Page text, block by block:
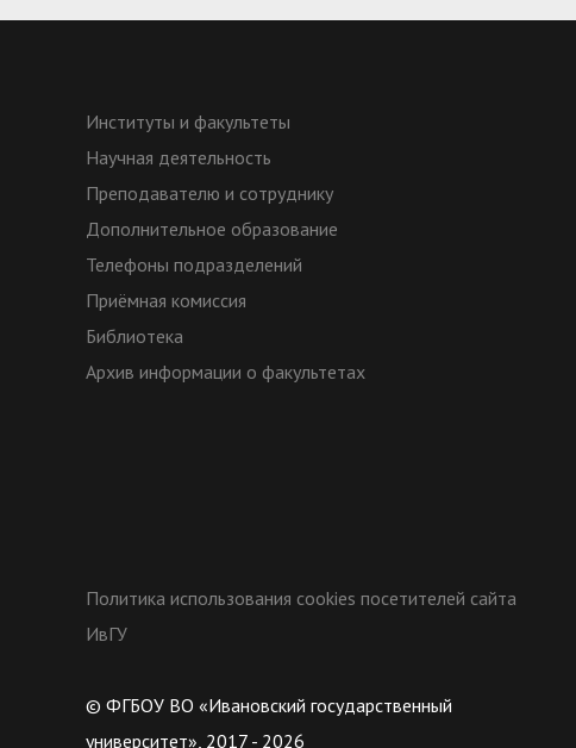
Институты и факультеты
Научная деятельность
Преподавателю и сотруднику
Дополнительное образование
Телефоны подразделений
Приёмная комиссия
Библиотека
Архив информации о факультетах
Политика использования cookies посетителей сайта
ИвГУ
© ФГБОУ ВО «Ивановский государственный
университет», 2017 - 2026